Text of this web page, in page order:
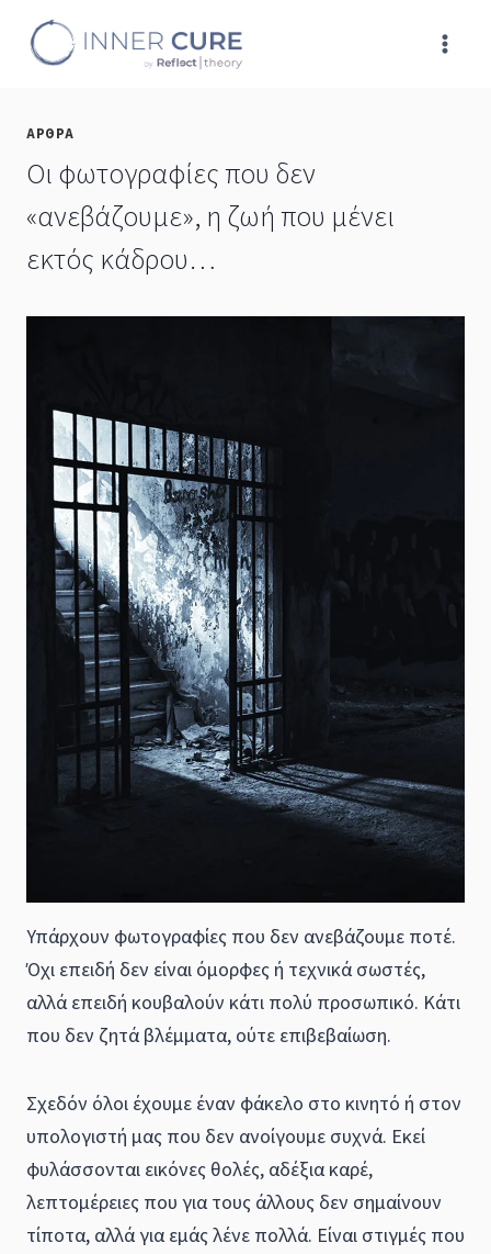
ΑΡΘΡΑ
Οι φωτογραφίες που δεν
«ανεβάζουμε», η ζωή που μένει
εκτός κάδρου…
Υπάρχουν φωτογραφίες που δεν ανεβάζουμε ποτέ.
Όχι επειδή δεν είναι όμορφες ή τεχνικά σωστές,
αλλά επειδή κουβαλούν κάτι πολύ προσωπικό. Κάτι
που δεν ζητά βλέμματα, ούτε επιβεβαίωση.
Σχεδόν όλοι έχουμε έναν φάκελο στο κινητό ή στον
υπολογιστή μας που δεν ανοίγουμε συχνά. Εκεί
φυλάσσονται εικόνες θολές, αδέξια καρέ,
λεπτομέρειες που για τους άλλους δεν σημαίνουν
τίποτα, αλλά για εμάς λένε πολλά. Είναι στιγμές που